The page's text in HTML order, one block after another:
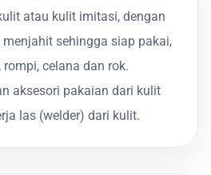
atau kulit imitasi, dengan
sehingga siap pakai,
celana dan rok.
aksesori pakaian dari kulit
las (welder) dari kulit.